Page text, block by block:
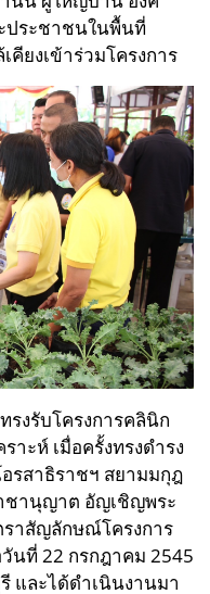
ประชาชนในพื้นที่
คียงเข้าร่วมโครงการ
รงรับโครงการคลินิก
าะห์ เมื่อครั้งทรงดำรง
รสาธิราชฯ สยามมกุฎ
ชานุญาต อัญเชิญพระ
ราสัญลักษณ์โครงการ
วันที่ 22 กรกฎาคม 2545
และได้ดำเนินงานมา